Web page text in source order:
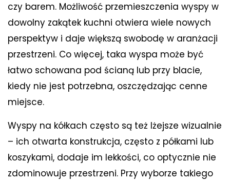
czy barem. Możliwość przemieszczenia wyspy w
dowolny zakątek kuchni otwiera wiele nowych
perspektyw i daje większą swobodę w aranżacji
przestrzeni. Co więcej, taka wyspa może być
łatwo schowana pod ścianą lub przy blacie,
kiedy nie jest potrzebna, oszczędzając cenne
miejsce.
Wyspy na kółkach często są też lżejsze wizualnie
– ich otwarta konstrukcja, często z półkami lub
koszykami, dodaje im lekkości, co optycznie nie
zdominowuje przestrzeni. Przy wyborze takiego